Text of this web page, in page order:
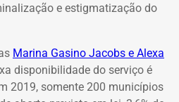
e estigmatização do
Marina Gasino Jacobs e Alexa
disponibilidade do serviço é
2019, somente 200 municípios